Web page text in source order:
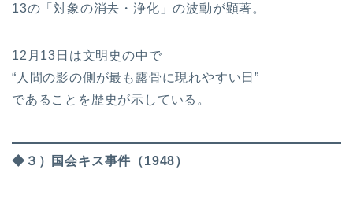
13の「対象の消去・浄化」の波動が顕著。
12月13日は文明史の中で
“人間の影の側が最も露骨に現れやすい日”
であることを歴史が示している。
◆３）国会キス事件（1948）